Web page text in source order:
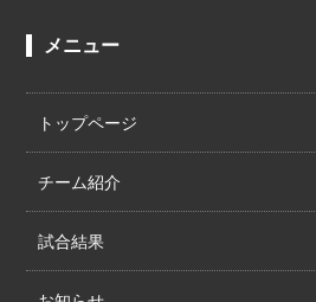
メニュー
トップページ
チーム紹介
試合結果